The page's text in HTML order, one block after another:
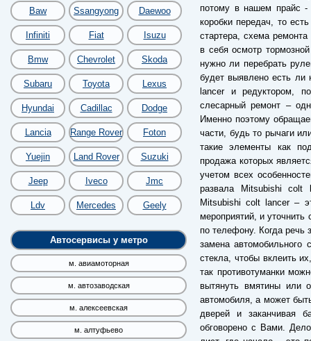
Baw Ssangyong Daewoo
Infiniti Fiat Isuzu
Bmw Chevrolet Skoda
Subaru Toyota Lexus
Hyundai Cadillac Dodge
Lancia Range Rover Foton
Yuejin Land Rover Suzuki
Jeep Iveco Jmc
Ldv Mercedes Geely
Автосервисы у метро
м. авиамоторная
м. автозаводская
м. алексеевская
м. алтуфьево
потому в нашем прайс
коробки передач, то
стартера, схема
в себя осмотр
нужно ли перебрать
будет выявлено есть ли
lancer и редуктором,
слесарный ремонт –
Именно поэтому
части, будь то рычаги
такие элементы как
продажа которых
учетом всех
развала Mitsubishi colt
Mitsubishi colt lancer –
мероприятий, и
по телефону. Когда речь
замена автомобильного
стекла, чтобы вклеить
так противотуманки
вытянуть вмятины или
автомобиля, а может
дверей и заканчивая
обговорено с Вами.